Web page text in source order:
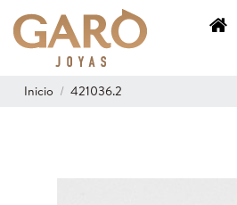
Inicio 421036.2